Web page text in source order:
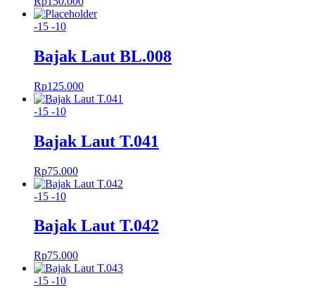
-15 -10
Bajak Laut BL.008
Rp125.000
-15 -10
Bajak Laut T.041
Rp75.000
-15 -10
Bajak Laut T.042
Rp75.000
-15 -10